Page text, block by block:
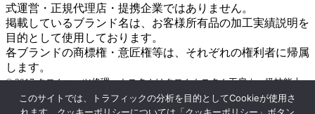
式運営・正規代理店・提携企業ではありません。
掲載しているブランド名は、お客様所有品の加工実績説明を
目的として使用しております。
各ブランドの商標権・意匠権等は、それぞれの権利者に帰属
します。
© 2017 クロムハーツ修理・カスタムはクロムカスタム工房｜一級技能士
×GIAこのサイトでは、トラフィックの分析を目的としてCookieが使用さ